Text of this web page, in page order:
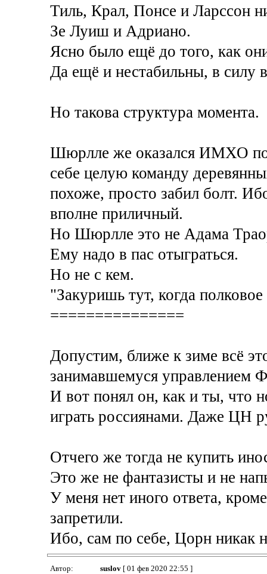
Тиль, Крал, Понсе и Ларссон
Зе Луиш и Адриано.
Ясно было ещё до того, как
Да ещё и нестабильны, в силу
Но такова структура момента.
Шюрлле же оказался ИМХО
себе целую команду
похоже, просто забил болт.
вполне приличный.
Но Шюрлле это не Адама
Ему надо в пас отыграться.
Но не с кем.
"Закуришь тут, когда
===============
Допустим, ближе к зиме всё
занимавшемуся управлением
И вот понял он, как и ты, что
играть россиянами. Даже ЦН
Отчего же тогда не купить
Это же не фантазисты и не
У меня нет иного ответа,
запретили.
Ибо, сам по себе, Цорн никак
Автор: suslov[ 01 фев 2020 22:55 ]